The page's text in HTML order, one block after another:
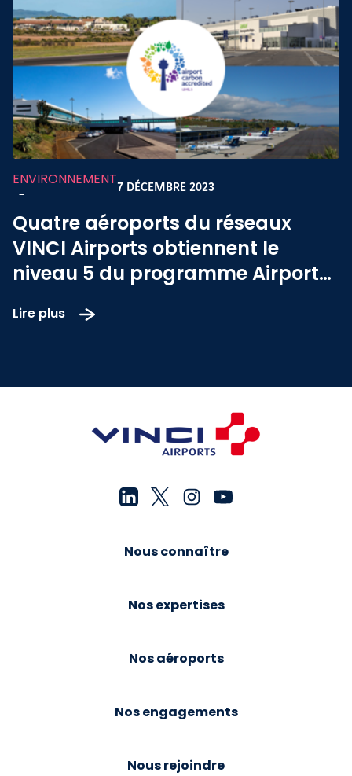
ENVIRONNEMENT
-
7 DÉCEMBRE 2023
Quatre aéroports du réseaux
VINCI Airports obtiennent le
niveau 5 du programme Airport
Lire plus
Nous connaître
Nos expertises
Nos aéroports
Nos engagements
Nous rejoindre